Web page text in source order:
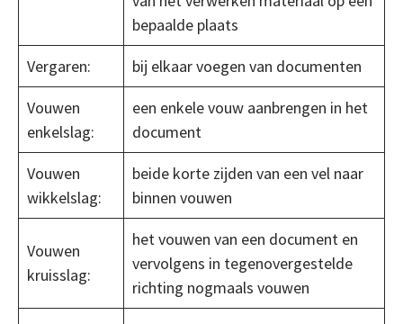
bepaalde plaats
Vergaren:
bij elkaar voegen van documenten
Vouwen
enkelslag:
een enkele vouw aanbrengen in het
document
Vouwen
wikkelslag:
beide korte zijden van een vel naar
binnen vouwen
Vouwen
kruisslag:
het vouwen van een document en
vervolgens in tegenovergestelde
richting nogmaals vouwen